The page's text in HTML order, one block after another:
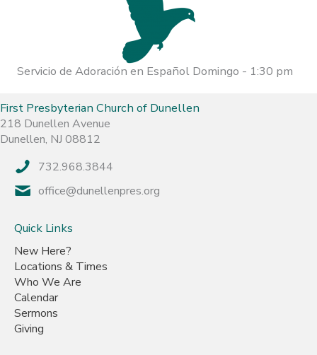
Servicio de Adoración en Español Domingo - 1:30 pm
First Presbyterian Church of Dunellen
218 Dunellen Avenue
Dunellen, NJ 08812
732.968.3844
office@dunellenpres.org
Quick Links
New Here?
Locations & Times
Who We Are
Calendar
Sermons
Giving